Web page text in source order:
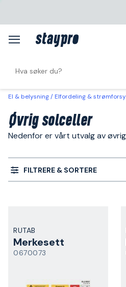
El & belysning Elfordeling &
Øvrig solceller
Nedenfor er vårt utvalg av
FILTRERE & SORTERE
RUTAB
Merkesett
0670073